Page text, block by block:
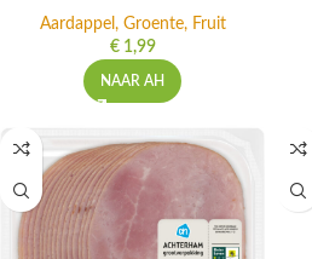
Aardappel, Groente, Fruit
€1,99
NAAR AH